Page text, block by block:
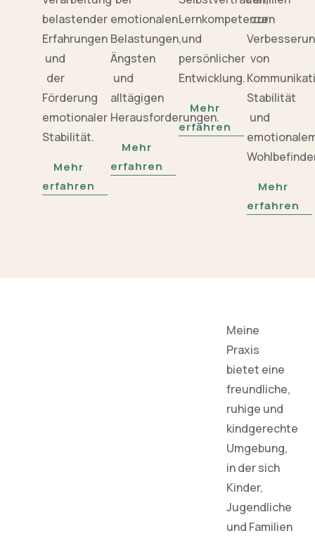
belastender
Erfahrungen
und
der
Förderung
emotionaler
Stabilität.
Mehr
erfahren
emotionalen
Belastungen,
Ängsten
und
alltägigen
Herausforderungen.
Mehr
erfahren
Lernkompetenzen
und
persönlicher
Entwicklung.
Mehr
erfahren
zur
von
Stabilität
und
Mehr
erfahren
Meine
Praxis
bietet eine
freundliche,
ruhige und
kindgerechte
Umgebung,
in der sich
Kinder,
Jugendliche
und Familien